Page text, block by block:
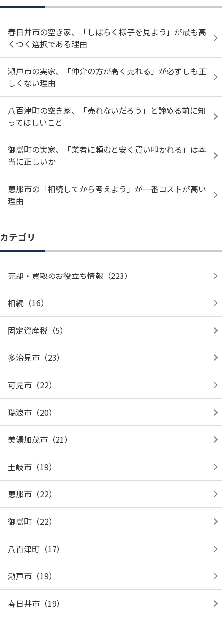
春日井市の空き家、「しばらく様子を見よう」が最も高
くつく選択である理由
瀬戸市の実家、「仲介の方が高く売れる」が必ずしも正
しくない理由
八百津町の空き家、「売れないだろう」と諦める前に知
ってほしいこと
御嵩町の実家、「業者に頼むと安く買い叩かれる」は本
当に正しいか
恵那市の「相続してから考えよう」が一番コストが高い
理由
カテゴリ
売却・買取のお役立ち情報（223）
相続（16）
固定資産税（5）
多治見市（23）
可児市（22）
瑞浪市（20）
美濃加茂市（21）
土岐市（19）
恵那市（22）
御嵩町（22）
八百津町（17）
瀬戸市（19）
春日井市（19）